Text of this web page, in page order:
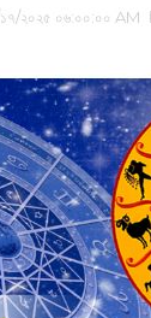
২০২৫ ০৬:০০:০০ AM